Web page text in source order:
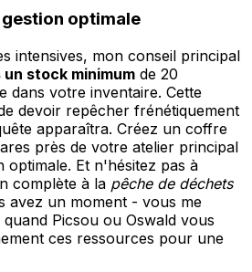
optimale
intensives, mon conseil principal
stock minimum de 20
dans votre inventaire. Cette
devoir repêcher frénétiquement
apparaîtra. Créez un coffre
près de votre atelier principal
optimale. Et n'hésitez pas à
complète à la pêche de déchets
avez un moment - vous me
Picsou ou Oswald vous
ces ressources pour une